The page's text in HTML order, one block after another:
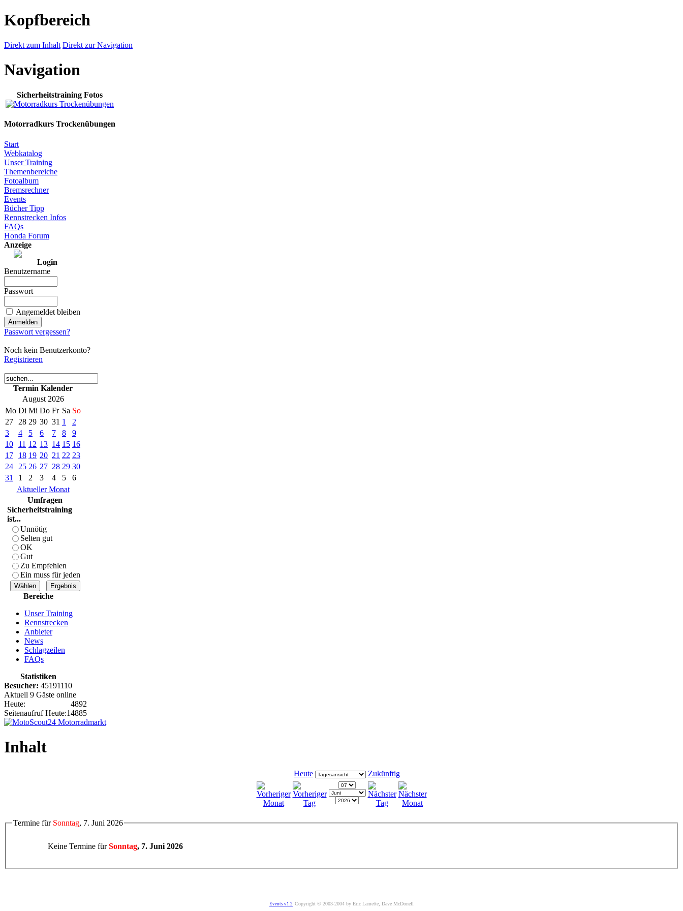
Kopfbereich
Direkt zum Inhalt Direkt zur Navigation
Navigation
Sicherheitstraining Fotos
Motorradkurs Trockenübungen
Start
Webkatalog
Unser Training
Themenbereiche
Fotoalbum
Bremsrechner
Events
Bücher Tipp
Rennstrecken Infos
FAQs
Honda Forum
Anzeige
Login
Benutzername
Passwort
Angemeldet bleiben
Passwort vergessen?
Noch kein Benutzerkonto?
Registrieren
Termin Kalender
August 2026
Mo Di Mi Do Fr Sa So
27
28 29 30 31 1
2
3
4 5 6 7 8
9
10
11 12 13 14 15 16
17
18 19 20 21 22 23
24
25 26 27 28 29 30
31
1 2 3 4 5
6
Aktueller Monat
Umfragen
Sicherheitstraining
ist...
Unnötig
Selten gut
OK
Gut
Zu Empfehlen
Ein muss für jeden
Bereiche
Unser Training
Rennstrecken
Anbieter
News
Schlagzeilen
FAQs
Statistiken
Besucher: 45191110
Aktuell 9 Gäste online
Heute:
4892
Seitenaufruf Heute:14885
Inhalt
Heute Zukünftig
Termine für Sonntag, 7. Juni 2026
Keine Termine fürSonntag, 7. Juni 2026
Events v1.2 Copyright © 2003-2004 by Eric Lamette, Dave McDonell